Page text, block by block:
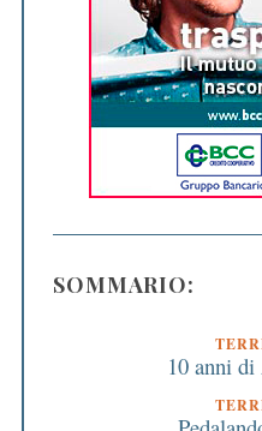
SOMMARIO:
10 anni